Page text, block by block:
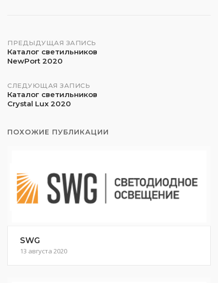
Навигация
по
записям
ПРЕДЫДУЩАЯ ЗАПИСЬ
Каталог светильников
NewPort 2020
СЛЕДУЮЩАЯ ЗАПИСЬ
Каталог светильников
Crystal Lux 2020
ПОХОЖИЕ ПУБЛИКАЦИИ
SWG
13 августа 2020